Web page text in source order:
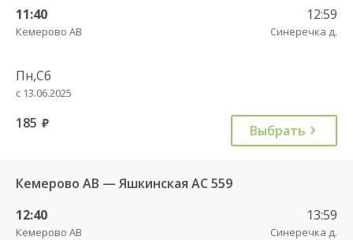
11:40
Кемерово АВ
12:59
Синеречка д.
Пн,Сб
с 13.06.2025
185 руб. Выбрать
Кемерово АВ — Яшкинская АС 559
12:40
Кемерово АВ
13:59
Синеречка д.